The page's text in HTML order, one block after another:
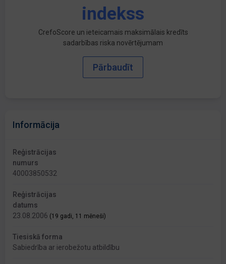
indekss
CrefoScore un ieteicamais maksimālais kredīts
sadarbības riska novērtējumam
Pārbaudīt
Informācija
Reģistrācijas
numurs
40003850532
Reģistrācijas
datums
23.08.2006 (19 gadi, 11 mēneši)
Tiesiskā forma
Sabiedrība ar ierobežotu atbildību